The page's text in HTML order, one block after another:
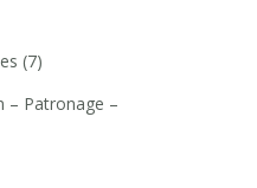
(7)
– Patronage –